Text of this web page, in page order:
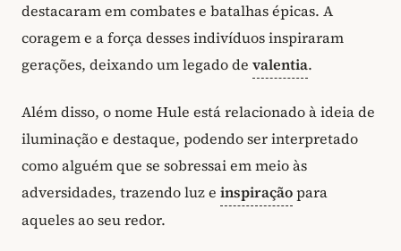
destacaram em combates e batalhas épicas. A
coragem e a força desses indivíduos inspiraram
gerações, deixando um legado de valentia.
Além disso, o nome Hule está relacionado à ideia de
iluminação e destaque, podendo ser interpretado
como alguém que se sobressai em meio às
adversidades, trazendo luz e inspiraçãopara
aqueles ao seu redor.